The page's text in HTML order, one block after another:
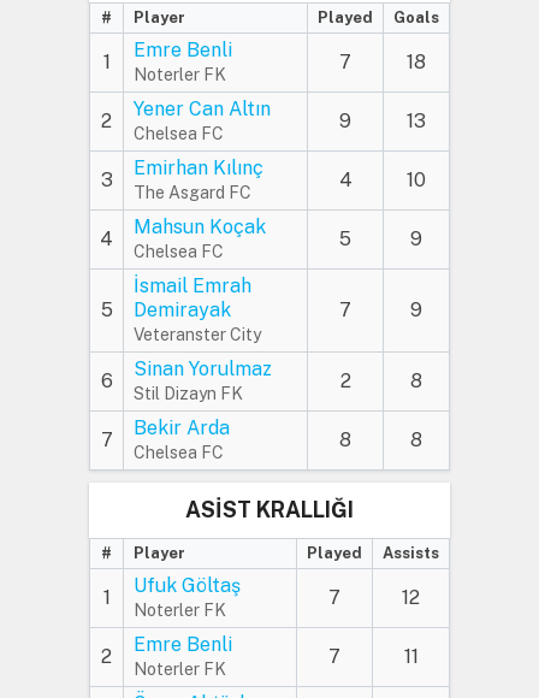
# Player Played Goals
1
Emre Benli
Noterler FK
7 18
2
Yener Can Altın
Chelsea FC
9 13
3
Emirhan Kılınç
The Asgard FC
4 10
4
Mahsun Koçak
Chelsea FC
5 9
5
İsmail Emrah
Demirayak
Veteranster City
7 9
6
Sinan Yorulmaz
Stil Dizayn FK
2 8
7
Bekir Arda
Chelsea FC
8 8
ASİST KRALLIĞI
# Player Played Assists
1
Ufuk Göltaş
Noterler FK
7 12
2
Emre Benli
Noterler FK
7 11